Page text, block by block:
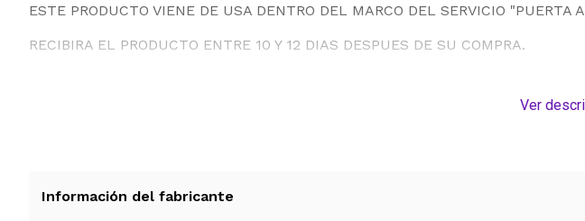
ESTE PRODUCTO VIENE DE USA DENTRO DEL MARCO DEL SERVICIO
RECIBIRA EL PRODUCTO ENTRE 10 Y 12 DIAS DESPUES DE SU COMPRA.
Ver
Información del fabricante